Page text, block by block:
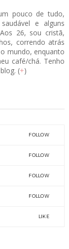
pouco de tudo,
e alguns
26, sou cristã,
correndo atrás
mundo, enquanto
café/chá. Tenho
(+)
FOLLOW
FOLLOW
FOLLOW
FOLLOW
LIKE